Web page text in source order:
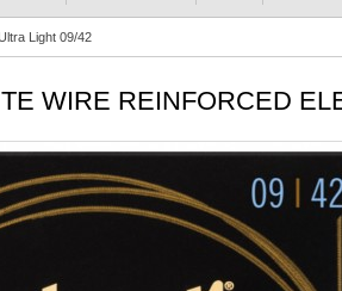
Light 09/42
WIRE REINFORCED